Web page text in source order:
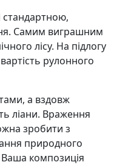
Самим виграшним
лісу. На підлогу
рулонного
а вздовж
ліани. Враження
зробити з
природного
Ваша композиція